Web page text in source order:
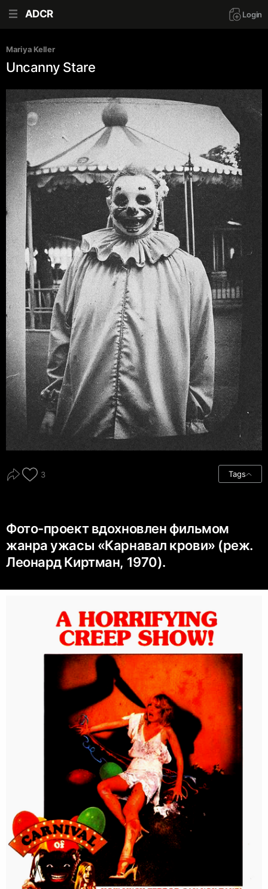
ADCR Login
Mariya Keller
Uncanny Stare
3 Tags
Фото-проект вдохновлен фильмом
жанра ужасы «Карнавал крови» (реж.
Леонард Киртман, 1970).